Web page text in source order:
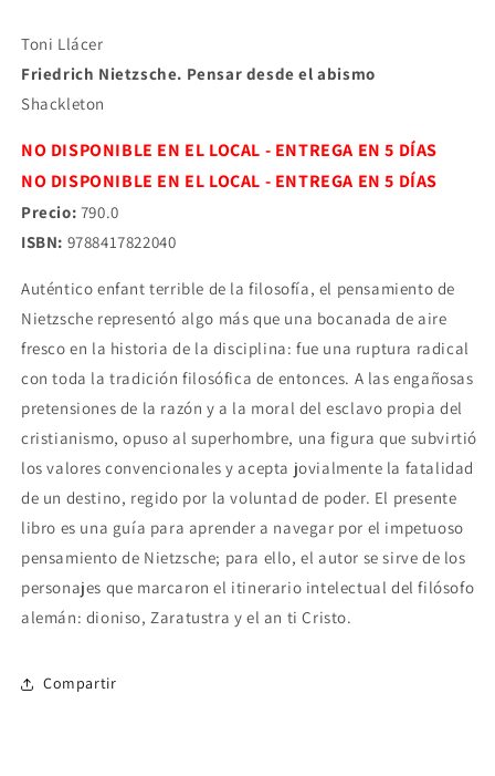
LLACER
Toni Llácer
Friedrich Nietzsche. Pensar desde el abismo
Shackleton
NO DISPONIBLE EN EL LOCAL - ENTREGA EN 5 DÍAS
NO DISPONIBLE EN EL LOCAL - ENTREGA EN 5 DÍAS
Precio: 790.0
ISBN: 9788417822040
Auténtico enfant terrible de la filosofía, el pensamiento de
Nietzsche representó algo más que una bocanada de aire
fresco en la historia de la disciplina: fue una ruptura radical
con toda la tradición filosófica de entonces. A las engañosas
pretensiones de la razón y a la moral del esclavo propia del
cristianismo, opuso al superhombre, una figura que subvirtió
los valores convencionales y acepta jovialmente la fatalidad
de un destino, regido por la voluntad de poder. El presente
libro es una guía para aprender a navegar por el impetuoso
pensamiento de Nietzsche; para ello, el autor se sirve de los
personajes que marcaron el itinerario intelectual del filósofo
alemán: dioniso, Zaratustra y el an ti Cristo.
Compartir